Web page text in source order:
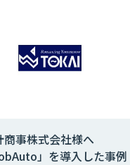
商事株式会社様へ
」を導入した事例